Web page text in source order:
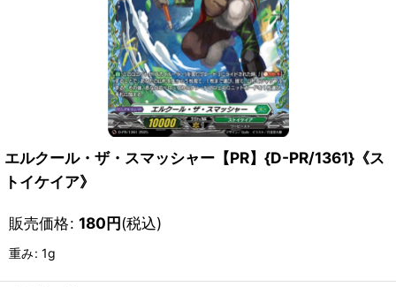
エルクール・ザ・スマッシャー【PR】{D-PR/1361}《ス
トイケイア》
販売価格: 180円(税込)
重み: 1g